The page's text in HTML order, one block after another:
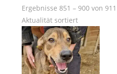
Ergebnisse 851 – 900 von
Aktualität sortiert